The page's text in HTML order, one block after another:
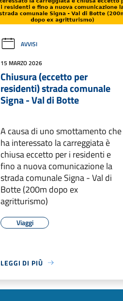
AVVISI
15 MARZO 2026
Chiusura (eccetto per
residenti) strada comunale
Signa - Val di Botte
A causa di uno smottamento che
ha interessato la carreggiata è
chiusa eccetto per i residenti e
fino a nuova comunicazione la
strada comunale Signa - Val di
Botte (200m dopo ex
agritturismo)
Viaggi
LEGGI DI PIÙ